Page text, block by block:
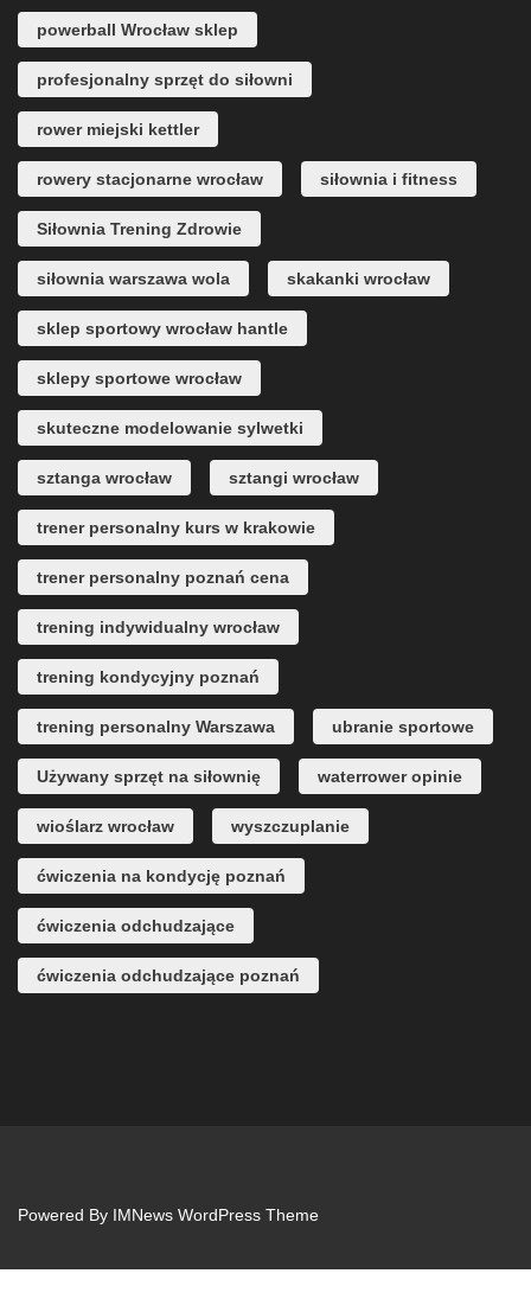
powerball Wrocław sklep
profesjonalny sprzęt do siłowni
rower miejski kettler
rowery stacjonarne wrocław siłownia i fitness
Siłownia Trening Zdrowie
siłownia warszawa wola skakanki wrocław
sklep sportowy wrocław hantle
sklepy sportowe wrocław
skuteczne modelowanie sylwetki
sztanga wrocław sztangi wrocław
trener personalny kurs w krakowie
trener personalny poznań cena
trening indywidualny wrocław
trening kondycyjny poznań
trening personalny Warszawa ubranie sportowe
Używany sprzęt na siłownię waterrower opinie
wioślarz wrocław wyszczuplanie
ćwiczenia na kondycję poznań
ćwiczenia odchudzające
ćwiczenia odchudzające poznań
Powered By IMNews WordPress Theme